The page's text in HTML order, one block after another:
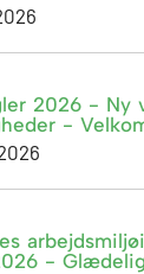
2026 -
-
-